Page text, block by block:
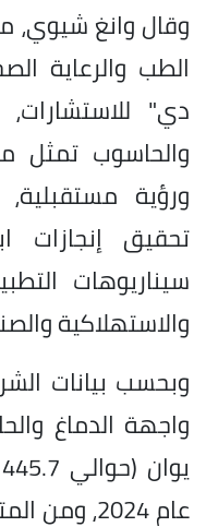
وقال وانغ شيوي،
الطب والرعاية
دي"
والحاسوب تمثل
ورؤية
تحقيق إنجازات
سيناريوهات
والاستهلاكية
وبحسب بيانات